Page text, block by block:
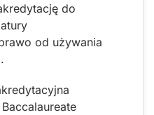
do
od używania